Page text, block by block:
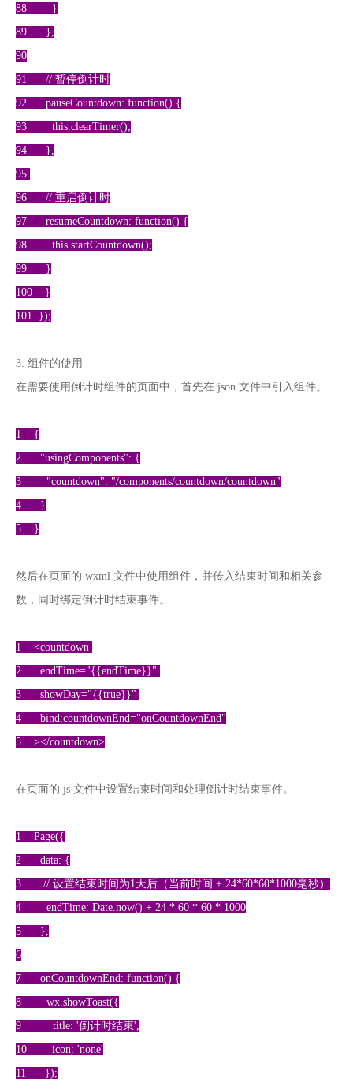
88 }
89 },
90
91 // 暂停倒计时
92 pauseCountdown: function() {
93 this.clearTimer();
94 },
95
96 // 重启倒计时
97 resumeCountdown: function() {
98 this.startCountdown();
99 }
100 }
101 });
3. 组件的使用
在需要使用倒计时组件的页面中，首先在 json 文件中引入组件。
1 {
2 "usingComponents": {
3 "countdown": "/components/countdown/countdown"
4 }
5 }
然后在页面的 wxml 文件中使用组件，并传入结束时间和相关参
数，同时绑定倒计时结束事件。
1 <countdown
2 endTime="{{endTime}}"
3 showDay="{{true}}"
4 bind:countdownEnd="onCountdownEnd"
5 ></countdown>
在页面的 js 文件中设置结束时间和处理倒计时结束事件。
1 Page({
2 data: {
3 // 设置结束时间为1天后（当前时间 + 24*60*60*1000毫秒）
4 endTime: Date.now() + 24 * 60 * 60 * 1000
5 },
6
7 onCountdownEnd: function() {
8 wx.showToast({
9 title: '倒计时结束',
10 icon: 'none'
11 });